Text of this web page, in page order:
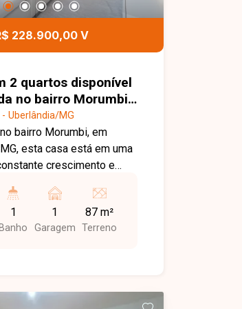
Caixa Econômica Federal
da obra. Entre em
228.900,00 V
2 quartos disponível
no bairro Morumbi
MG
Uberlândia/MG
bairro Morumbi, em
esta casa está em uma
crescimento e
escolas, farmácias,
e diversos serviços
Sua localização privilegiada
e funcionalidade,
1
Banho
1
Garagem
87 m²
Terreno